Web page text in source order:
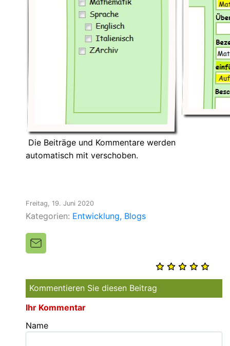
Die Beiträge und Kommentare werden
automatisch mit verschoben.
Freitag, 19. Juni 2020
Kategorien: Entwicklung Blogs
Kommentieren Sie diesen Beitrag
Ihr Kommentar
Name